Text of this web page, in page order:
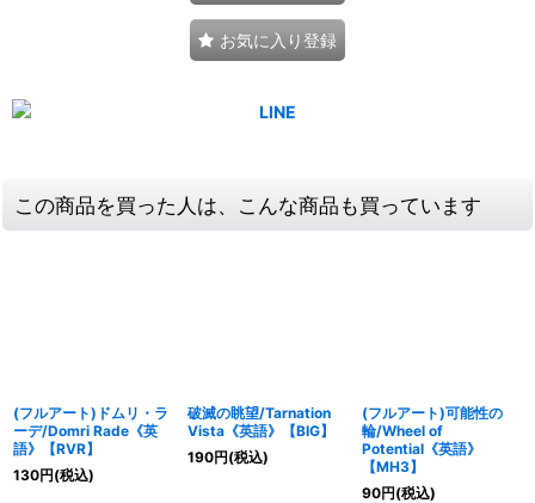
お気に入り登録
この商品を買った人は、こんな商品も買っています
(フルアート)ドムリ・ラ
ーデ/Domri Rade《英
語》【RVR】
130円(税込)
破滅の眺望/Tarnation
Vista《英語》【BIG】
190円(税込)
(フルアート)可能性の
輪/Wheel of
Potential《英語》
【MH3】
90円(税込)